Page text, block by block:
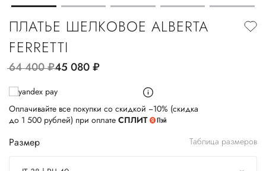
ПЛАТЬЕ ШЕЛКОВОЕ ALBERTA
FERRETTI
64 400руб.45 080руб.
Оплачивайте все покупки со скидкой −10% (скидка
до 1 500 рублей) при оплате СПЛИТ
Размер Таблица размеров